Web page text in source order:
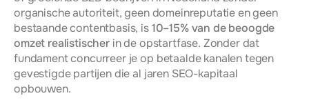
organische autoriteit, geen domeinreputatie en geen
bestaande contentbasis, is 10–15% van de beoogde
omzet realistischer in de opstartfase. Zonder dat
fundament concurreer je op betaalde kanalen tegen
gevestigde partijen die al jaren SEO-kapitaal
opbouwen.